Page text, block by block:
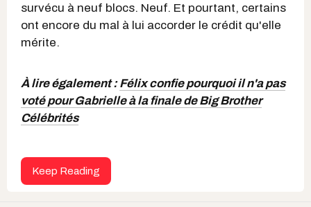
survécu à neuf blocs. Neuf. Et pourtant, certains
ont encore du mal à lui accorder le crédit qu'elle
mérite.
À lire également :Félix confie pourquoi il n'a pas
voté pour Gabrielle à la finale de Big Brother
Célébrités
Keep Reading